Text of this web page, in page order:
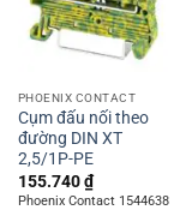
PHOENIX CONTACT
Cụm đấu nối theo
đường DIN XT
2,5/1P-PE
155.740₫
Phoenix Contact 1544638